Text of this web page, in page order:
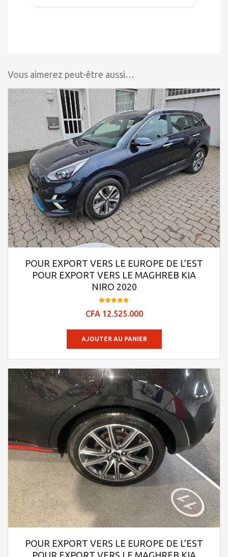
Vous aimerez peut-être aussi…
POUR EXPORT VERS LE EUROPE DE L’EST
POUR EXPORT VERS LE MAGHREB KIA
NIRO 2020
4.76
CFA12.525.000
AJOUTER AU PANIER
POUR EXPORT VERS LE EUROPE DE L’EST
POUR EXPORT VERS LE MAGHREB KIA